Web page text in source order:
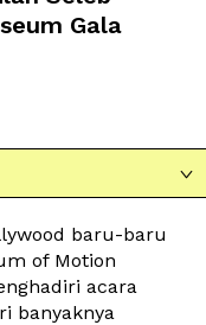
Gala

baru-baru
of Motion
acara
banyaknya